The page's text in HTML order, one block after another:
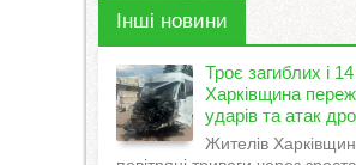
Інші новини
Троє загиблих і
Харківщина
ударів та атак
Жителів